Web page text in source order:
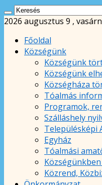
2026 augusztus 9 ,
Főoldal
Községünk
Községünk
Községünk
Községháza
Tóalmás
Programok,
Szálláshely
Településképi
Egyház
Tóalmási
Közrend,